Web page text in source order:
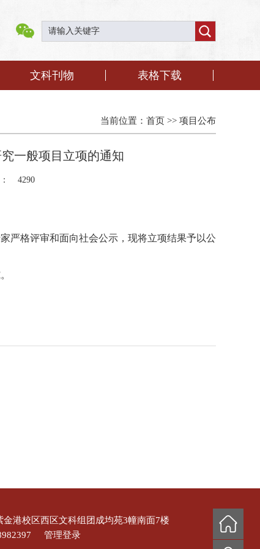
文科刊物 表格下载
当前位置： 首页 >> 项目公布
一般项目立项的通知
4290
严格评审和面向社会公示，现将立项结果予以公
港校区西区文科组团成均苑3幢南面7楼
管理登录